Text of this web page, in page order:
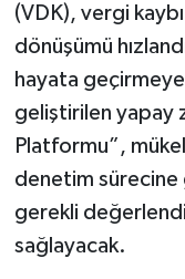
(VDK), vergi
dönüşümü
hayata geçirmeye
geliştirilen yapay
Platformu”,
denetim
gerekli
sağlayacak.
Sokak
Sonsöz Özel
Spor
Yaşam